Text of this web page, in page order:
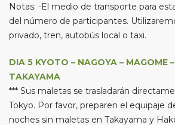
Notas: -El medio de transporte para
del número de participantes.
privado, tren, autobús local o taxi.
DIA 5 KYOTO – NAGOYA – MAGOME
TAKAYAMA
*** Sus maletas se trasladarán
Tokyo. Por favor, preparen el equipaje
noches sin maletas en Takayama y